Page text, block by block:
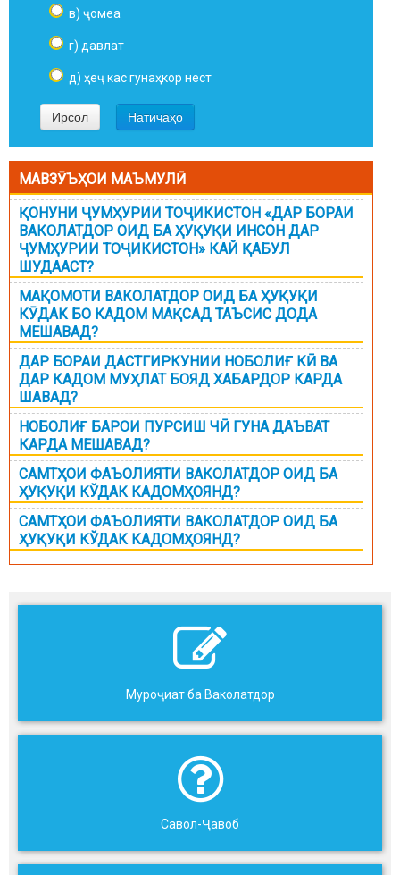
в) ҷомеа
г) давлат
д) ҳеҷ кас гунаҳкор нест
МАВЗӮЪҲОИ МАЪМУЛӢ
ҚОНУНИ ҶУМҲУРИИ ТОҶИКИСТОН «ДАР БОРАИ
ВАКОЛАТДОР ОИД БА ҲУҚУҚИ ИНСОН ДАР
ҶУМҲУРИИ ТОҶИКИСТОН» КАЙ ҚАБУЛ
ШУДААСТ?
МАҚОМОТИ ВАКОЛАТДОР ОИД БА ҲУҚУҚИ
КӮДАК БО КАДОМ МАҚСАД ТАЪСИС ДОДА
МЕШАВАД?
ДАР БОРАИ ДАСТГИРКУНИИ НОБОЛИҒ КӢ ВА
ДАР КАДОМ МУҲЛАТ БОЯД ХАБАРДОР КАРДА
ШАВАД?
НОБОЛИҒ БАРОИ ПУРСИШ ЧӢ ГУНА ДАЪВАТ
КАРДА МЕШАВАД?
САМТҲОИ ФАЪОЛИЯТИ ВАКОЛАТДОР ОИД БА
ҲУҚУҚИ КЎДАК КАДОМҲОЯНД?
САМТҲОИ ФАЪОЛИЯТИ ВАКОЛАТДОР ОИД БА
ҲУҚУҚИ КЎДАК КАДОМҲОЯНД?
Муроҷиат ба Ваколатдор
Савол-Ҷавоб